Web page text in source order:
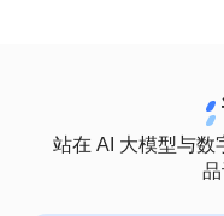
站在 AI 大模型与数